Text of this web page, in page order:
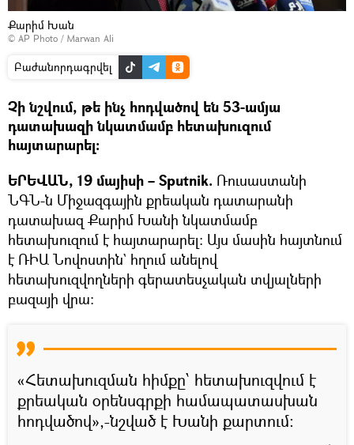
Քարիմ Խան
© AP Photo / Marwan Ali
Բաժանորդագրվել
Չի նշվում, թե ինչ հոդվածով են 53-ամյա
դատախազի նկատմամբ հետախուզում
հայտարարել։
ԵՐԵՎԱՆ, 19 մայիսի – Sputnik. Ռուսաստանի
ՆԳՆ-ն Միջազգային քրեական դատարանի
դատախազ Քարիմ Խանի նկատմամբ
հետախուզում է հայտարարել։ Այս մասին հայտնում
է ՌԻԱ Նովոստին` հղում անելով
հետախուզվողների գերատեսչական տվյալների
բազայի վրա։
«Հետախուզման հիմքը՝ հետախուզվում է
քրեական օրենսգրքի համապատասխան
հոդվածով»,-նշված է Խանի քարտում։